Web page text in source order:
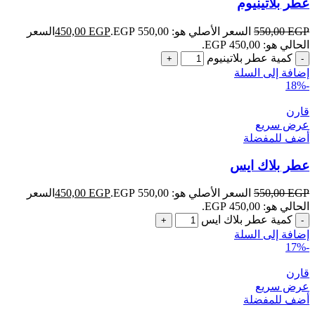
عطر بلاتينيوم
550,00EGP السعر الأصلي هو: 550,00 EGP. 450,00 EGP
السعر
الحالي هو: 450,00 EGP.
كمية عطر بلاتينيوم
إضافة إلى السلة
-18%
قارن
عرض سريع
أضف للمفضلة
عطر بلاك ايس
550,00EGP السعر الأصلي هو: 550,00 EGP. 450,00 EGP
السعر
الحالي هو: 450,00 EGP.
كمية عطر بلاك ايس
إضافة إلى السلة
-17%
قارن
عرض سريع
أضف للمفضلة